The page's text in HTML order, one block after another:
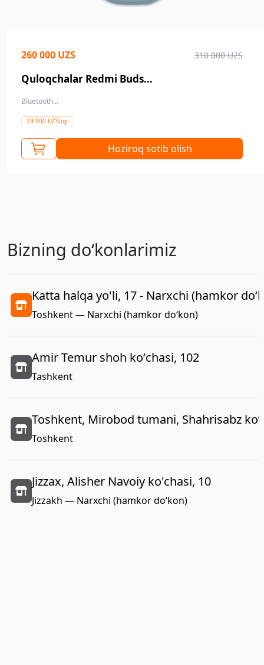
260 000 UZS 310 000 UZS
Quloqchalar Redmi Buds...
Bluetooth...
29 900 UZS/oy
Hoziroq sotib olish
Bizning doʻkonlarimiz
Katta halqa yo'li, 17 - Narxchi (hamkor
Toshkent — Narxchi (hamkor do‘kon)
Amir Temur shoh koʻchasi, 102
Tashkent
Toshkent, Mirobod tumani, Shahrisabz
Toshkent
Jizzax, Alisher Navoiy ko'chasi, 10
Jizzakh — Narxchi (hamkor do‘kon)